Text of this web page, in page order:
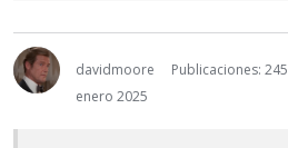
davidmoore
Publicaciones: 245
enero 2025